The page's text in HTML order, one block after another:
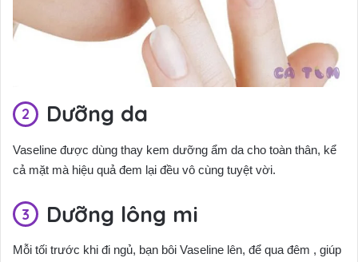
Dưỡng da
Vaseline được dùng thay kem dưỡng ẩm da cho toàn thân, kể
cả mặt mà hiệu quả đem lại đều vô cùng tuyệt vời.
Dưỡng lông mi
Mỗi tối trước khi đi ngủ, bạn bôi Vaseline lên, để qua đêm , giúp